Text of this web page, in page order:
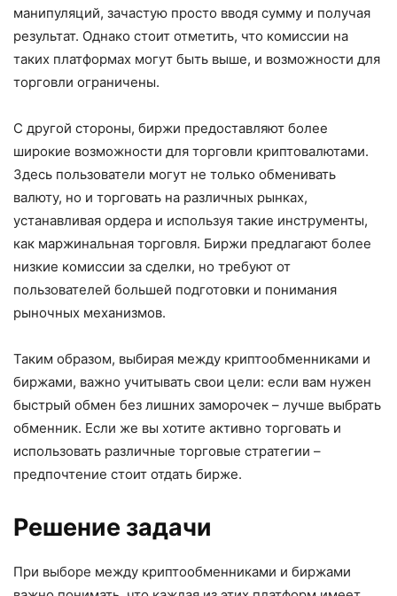
манипуляций, зачастую просто вводя сумму и получая
результат. Однако стоит отметить, что комиссии на
таких платформах могут быть выше, и возможности для
торговли ограничены.
С другой стороны, биржи предоставляют более
широкие возможности для торговли криптовалютами.
Здесь пользователи могут не только обменивать
валюту, но и торговать на различных рынках,
устанавливая ордера и используя такие инструменты,
как маржинальная торговля. Биржи предлагают более
низкие комиссии за сделки, но требуют от
пользователей большей подготовки и понимания
рыночных механизмов.
Таким образом, выбирая между криптообменниками и
биржами, важно учитывать свои цели: если вам нужен
быстрый обмен без лишних заморочек – лучше выбрать
обменник. Если же вы хотите активно торговать и
использовать различные торговые стратегии –
предпочтение стоит отдать бирже.
Решение задачи
При выборе между криптообменниками и биржами